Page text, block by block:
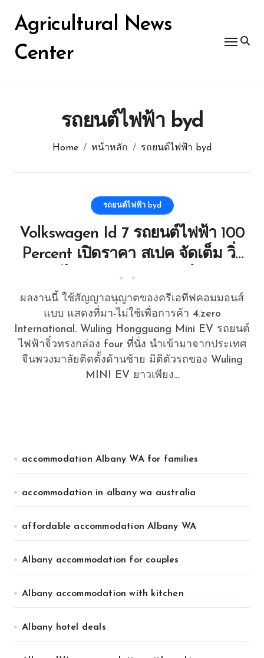
contentAgricultural News
Center
รถยนต์ไฟฟ้า byd
Home หน้าหลัก รถยนต์ไฟฟ้า byd
รถยนต์ไฟฟ้า byd
Volkswagen Id 7 รถยนต์ไฟฟ้า 100
Percent เปิดราคา สเปค จัดเต็ม วิ่ง
ไกลสุด 700 กม ชาร์จ
ผลงานนี้ ใช้สัญญาอนุญาตของครีเอทีฟคอมมอนส์
แบบ แสดงที่มา-ไม่ใช้เพื่อการค้า 4.zero
International. Wuling Hongguang Mini EV รถยนต์
ไฟฟ้าจิ๋วทรงกล่อง four ที่นั่ง นำเข้ามาจากประเทศ
จีนพวงมาลัยติดตั้งด้านซ้าย มิติตัวรถของ Wuling
MINI EV ยาวเพียง...
accommodation Albany WA for families
accommodation in albany wa australia
affordable accommodation Albany WA
Albany accommodation for couples
Albany accommodation with kitchen
Albany hotel deals